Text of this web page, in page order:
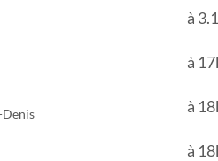
à
à
Denis à
à